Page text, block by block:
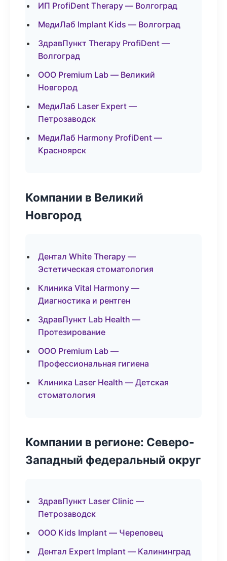
ИП ProfiDent Therapy — Волгоград
МедиЛаб Implant Kids — Волгоград
ЗдравПункт Therapy ProfiDent —
Волгоград
ООО Premium Lab — Великий
Новгород
МедиЛаб Laser Expert —
Петрозаводск
МедиЛаб Harmony ProfiDent —
Красноярск
Компании в Великий
Новгород
Дентал White Therapy —
Эстетическая стоматология
Клиника Vital Harmony —
Диагностика и рентген
ЗдравПункт Lab Health —
Протезирование
ООО Premium Lab —
Профессиональная гигиена
Клиника Laser Health — Детская
стоматология
Компании в регионе: Северо-
Западный федеральный округ
ЗдравПункт Laser Clinic —
Петрозаводск
ООО Kids Implant — Череповец
Дентал Expert Implant — Калининград